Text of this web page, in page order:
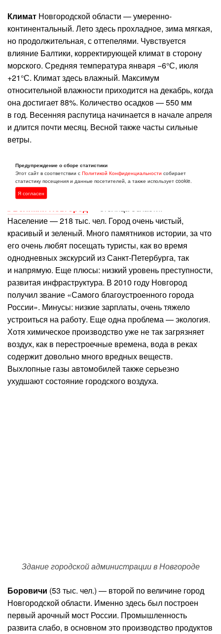
Климат Новгородской области — умеренно-
континентальный. Лето здесь прохладное, зима мягкая,
но продолжительная, с оттепелями. Чувствуется
влияние Балтики, корректирующей климат в сторону
морского. Средняя температура января −6°С, июля
+21°С. Климат здесь влажный. Максимум
относительной влажности приходится на декабрь, когда
она достигает 88%. Количество осадков — 550 мм
в год. Весенняя распутица начинается в начале апреля
и длится почти месяц. Весной также часты сильные
ветры.
Города Новгородской
области
Население — 218 тыс. чел. Город очень чистый,
красивый и зеленый. Много памятников истории, за что
его очень любят посещать туристы, как во время
однодневных экскурсий из Санкт-Петербурга, так
и напрямую. Еще плюсы: низкий уровень преступности,
развитая инфраструктура. В 2010 году Новгород
получил звание «Самого благоустроенного города
России». Минусы: низкие зарплаты, очень тяжело
устроиться на работу. Еще одна проблема — экология.
Хотя химическое производство уже не так загрязняет
воздух, как в перестроечные времена, вода в реках
содержит довольно много вредных веществ.
Выхлопные газы автомобилей также серьезно
ухудшают состояние городского воздуха.
Здание городской администрации в Новгороде
Боровичи (53 тыс. чел.) — второй по величине город
Новгородской области. Именно здесь был построен
первый арочный мост России. Промышленность
развита слабо, в основном это производство продуктов
Предупреждение о сборе статистики
Этот сайт в соответствии сПолитикой Конфиденциальности собирает
статистику посещения и данные посетителей, а также использует cookie.
Я согласен